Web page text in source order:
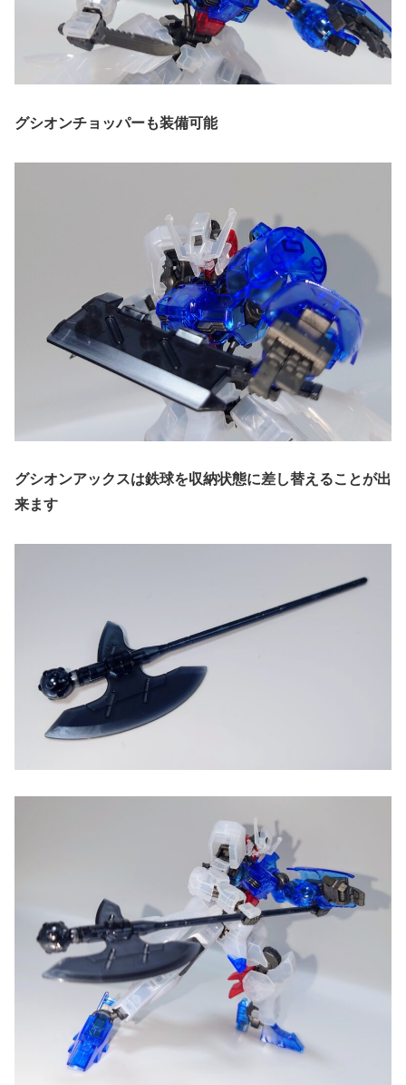
グシオンチョッパーも装備可能
グシオンアックスは鉄球を収納状態に差し替えることが出
来ます